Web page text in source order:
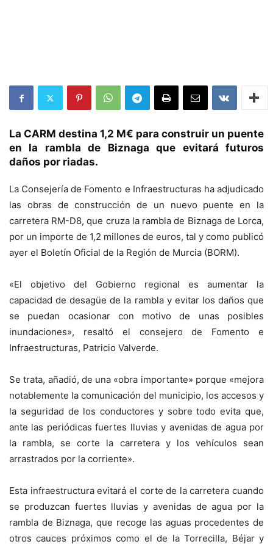
La CARM destina 1,2 M€ para construir un puente
en la rambla de Biznaga que evitará futuros
daños por riadas.
La Consejería de Fomento e Infraestructuras ha adjudicado
las obras de construcción de un nuevo puente en la
carretera RM-D8, que cruza la rambla de Biznaga de Lorca,
por un importe de 1,2 millones de euros, tal y como publicó
ayer el Boletín Oficial de la Región de Murcia (BORM).
«El objetivo del Gobierno regional es aumentar la
capacidad de desagüe de la rambla y evitar los daños que
se puedan ocasionar con motivo de unas posibles
inundaciones», resaltó el consejero de Fomento e
Infraestructuras, Patricio Valverde.
Se trata, añadió, de una «obra importante» porque «mejora
notablemente la comunicación del municipio, los accesos y
la seguridad de los conductores y sobre todo evita que,
ante las periódicas fuertes lluvias y avenidas de agua por
la rambla, se corte la carretera y los vehículos sean
arrastrados por la corriente».
Esta infraestructura evitará el corte de la carretera cuando
se produzcan fuertes lluvias y avenidas de agua por la
rambla de Biznaga, que recoge las aguas procedentes de
otros cauces próximos como el de la Torrecilla, Béjar y